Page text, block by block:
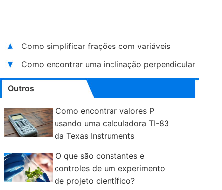
Como simplificar frações com variáveis
Como encontrar uma inclinação perpendicular
Outros
Como encontrar valores P
usando uma calculadora TI-83
da Texas Instruments
O que são constantes e
controles de um experimento
de projeto científico?